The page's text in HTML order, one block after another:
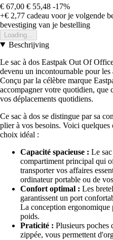
€ 67,00 € 55,48 -17%
+€ 2,77 cadeau voor je volgende
bevestiging van je bestelling
Loading...
Beschrijving
Le sac à dos Eastpak Out Of
devenu un incontournable pour les
Conçu par la célèbre marque
accompagner votre quotidien, que
vos déplacements quotidiens.
Ce sac à dos se distingue par sa
plier à vos besoins. Voici
choix idéal :
Capacité spacieuse : Le
compartiment principal qui
transporter vos affaires
ordinateur portable ou de
Confort optimal : Les
garantissent un port
La conception ergonomique
poids.
Praticité : Plusieurs poches
zippée, vous permettent